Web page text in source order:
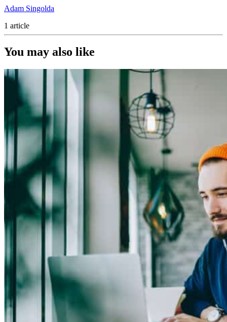
Adam Singolda
1 article
You may also like